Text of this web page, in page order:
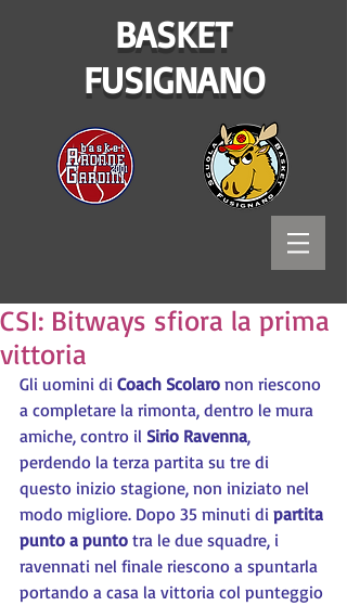
BASKET
FUSIGNANO
CSI: Bitways sfiora la prima
vittoria
Gli uomini di Coach Scolaro non riescono
a completare la rimonta, dentro le mura
amiche, contro il Sirio Ravenna,
perdendo la terza partita su tre di
questo inizio stagione, non iniziato nel
modo migliore. Dopo 35 minuti di partita
punto a punto tra le due squadre, i
ravennati nel finale riescono a spuntarla
portando a casa la vittoria col punteggio